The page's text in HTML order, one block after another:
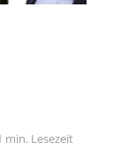
min. Lesezeit